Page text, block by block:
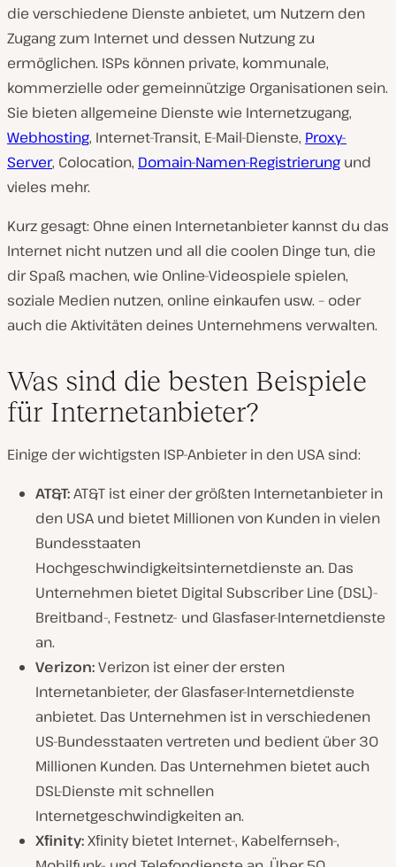
die verschiedene Dienste anbietet, um Nutzern den
Zugang zum Internet und dessen Nutzung zu
ermöglichen. ISPs können private, kommunale,
kommerzielle oder gemeinnützige Organisationen sein.
Sie bieten allgemeine Dienste wie Internetzugang,
Webhosting, Internet-Transit, E-Mail-Dienste, Proxy-
Server, Colocation, Domain-Namen-Registrierung und
vieles mehr.
Kurz gesagt: Ohne einen Internetanbieter kannst du das
Internet nicht nutzen und all die coolen Dinge tun, die
dir Spaß machen, wie Online-Videospiele spielen,
soziale Medien nutzen, online einkaufen usw. – oder
auch die Aktivitäten deines Unternehmens verwalten.
Was sind die besten Beispiele
für Internetanbieter?
Einige der wichtigsten ISP-Anbieter in den USA sind:
AT&T:AT&T ist einer der größten Internetanbieter in
den USA und bietet Millionen von Kunden in vielen
Bundesstaaten
Hochgeschwindigkeitsinternetdienste an. Das
Unternehmen bietet Digital Subscriber Line (DSL)-
Breitband-, Festnetz- und Glasfaser-Internetdienste
an.
Verizon:Verizon ist einer der ersten
Internetanbieter, der Glasfaser-Internetdienste
anbietet. Das Unternehmen ist in verschiedenen
US-Bundesstaaten vertreten und bedient über 30
Millionen Kunden. Das Unternehmen bietet auch
DSL-Dienste mit schnellen
Internetgeschwindigkeiten an.
Xfinity:Xfinity bietet Internet-, Kabelfernseh-,